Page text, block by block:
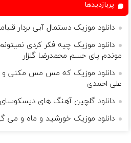
پربازدیدها
دانلود موزیک دستمال آبی بردار
دانلود موزیک چیه فکر کردی
موندم پای حسم محمدرضا گلزار
دانلود موزیک که مس مس مکنی و
علی احمدی
دانلود گلچین آهنگ های دیسکوسای
دانلود موزیک خورشید و ماه و می